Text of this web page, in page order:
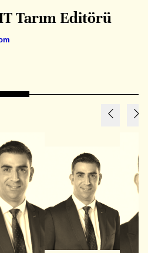
Tarım Editörü